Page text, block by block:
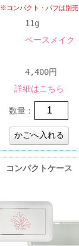
※コンパクト・パフは別売
11g
ベースメイク
4,400円
詳細はこちら
数量：
コンパクトケース